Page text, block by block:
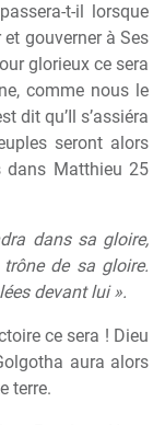
t-il lorsque
et gouverner à Ses
glorieux ce sera
comme nous le
dit qu’Il s’assiéra
seront alors
dans Matthieu 25
dans sa gloire,
de sa gloire.
devant lui ».
ce sera ! Dieu
aura alors
terre.